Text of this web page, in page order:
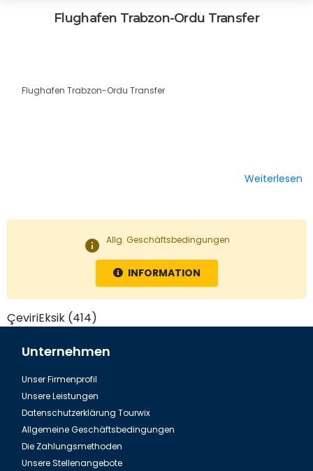
Flughafen Trabzon-Ordu Transfer
Flughafen Trabzon-Ordu Transfer
Weiterlesen
info Allg. Geschäftsbedingungen
INFORMATION
ÇeviriEksik (414)
Unternehmen
Unser Firmenprofil
Unsere Leistungen
Datenschutzerklärung Tourwix
Allgemeine Geschäftsbedingungen
Die Zahlungsmethoden
Unsere Stellenangebote